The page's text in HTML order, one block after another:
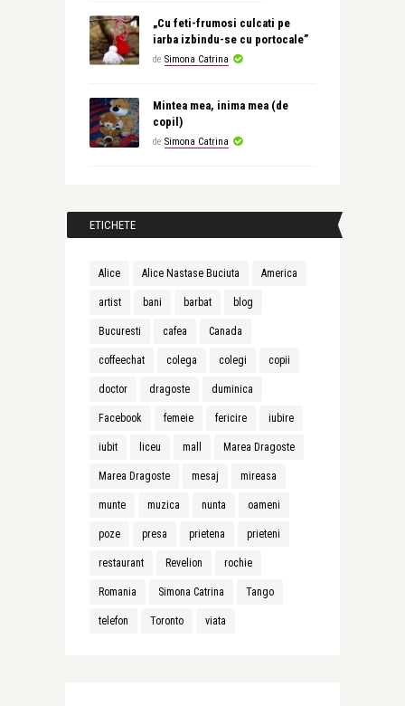
„Cu feti-frumosi culcati pe
iarba izbindu-se cu portocale”
de Simona Catrina
Mintea mea, inima mea (de
copil)
de Simona Catrina
ETICHETE
Alice Alice Nastase Buciuta America
artist bani barbat blog
Bucuresti cafea Canada
coffeechat colega colegi copii
doctor dragoste duminica
Facebook femeie fericire iubire
iubit liceu mall Marea Dragoste
Marea Dragoste mesaj mireasa
munte muzica nunta oameni
poze presa prietena prieteni
restaurant Revelion rochie
Romania Simona Catrina Tango
telefon Toronto viata